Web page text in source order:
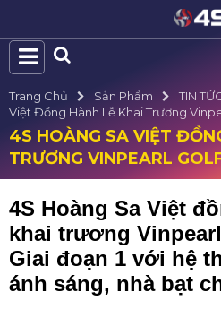
Trang Chủ Sản Phẩm TIN
Việt Đồng Hành Lễ Khai Trương
4S HOÀNG SA VIỆT
TRƯƠNG VINPEARL
4S Hoàng Sa Việt
khai trương
Giai đoạn 1 với hệ
ánh sáng, nhà bạt